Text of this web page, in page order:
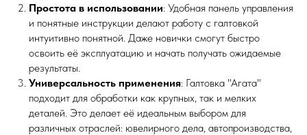
Простота в использовании: Удобная панель управления
и понятные инструкции делают работу с галтовкой
интуитивно понятной. Даже новички смогут быстро
освоить её эксплуатацию и начать получать ожидаемые
результаты.
Универсальность применения: Галтовка "Агата"
подходит для обработки как крупных, так и мелких
деталей. Это делает её идеальным выбором для
различных отраслей: ювелирного дела, автопроизводства,